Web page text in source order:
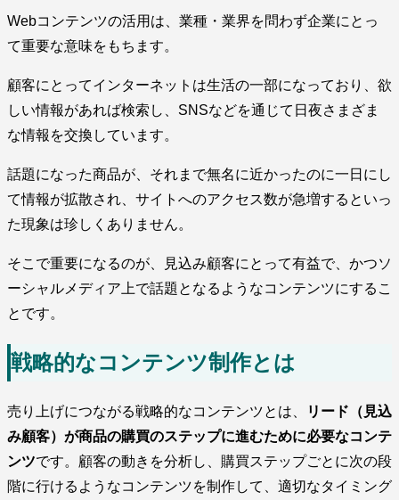
Webコンテンツの活用は、業種・業界を問わず企業にとっ
て重要な意味をもちます。
顧客にとってインターネットは生活の一部になっており、欲
しい情報があれば検索し、SNSなどを通じて日夜さまざま
な情報を交換しています。
話題になった商品が、それまで無名に近かったのに一日にし
て情報が拡散され、サイトへのアクセス数が急増するといっ
た現象は珍しくありません。
そこで重要になるのが、見込み顧客にとって有益で、かつソ
ーシャルメディア上で話題となるようなコンテンツにするこ
とです。
戦略的なコンテンツ制作とは
売り上げにつながる戦略的なコンテンツとは、
リード（見込
み顧客）が商品の購買のステップに進むために必要なコンテ
ンツです。顧客の動きを分析し、購買ステップごとに次の段
階に行けるようなコンテンツを制作して、適切なタイミング